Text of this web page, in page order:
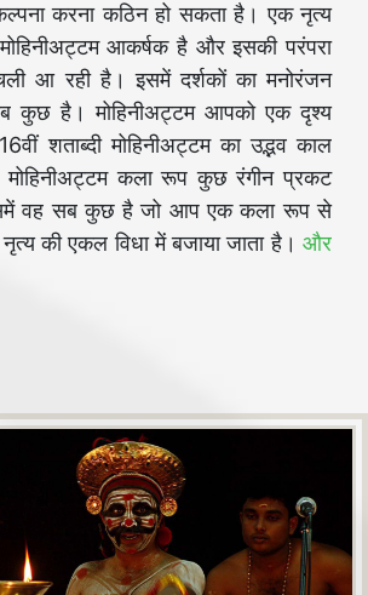
करना कठिन हो सकता है। एक नृत्य
आकर्षक है और इसकी परंपरा
आ रही है। इसमें दर्शकों का मनोरंजन
कुछ है। मोहिनीअट्टम आपको एक दृश्य
शताब्दी मोहिनीअट्टम का उद्भव काल
कला रूप कुछ रंगीन प्रकट
वह सब कुछ है जो आप एक कला रूप से
की एकल विधा में बजाया जाता है। और